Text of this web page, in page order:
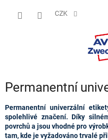
CZK
Permanentní
Permanentní univerzální
spolehlivé značení. Díky
povrchů a jsou vhodné pro
tam, kde je vyžadováno trvalé